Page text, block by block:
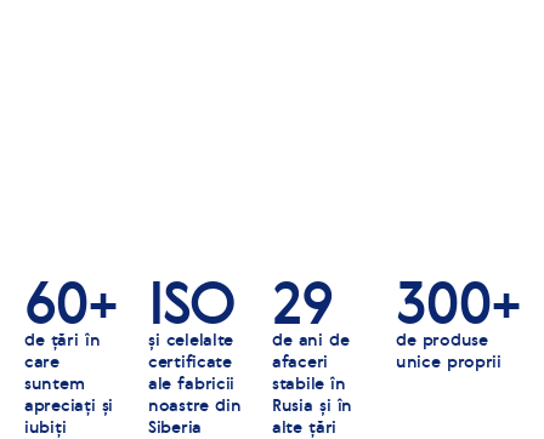
60+
de țări în
care
suntem
apreciați și
iubiți
ISO
și celelalte
certificate
ale fabricii
noastre din
Siberia
29
de ani de
afaceri
stabile în
Rusia și în
alte țări
300+
de produse
unice proprii